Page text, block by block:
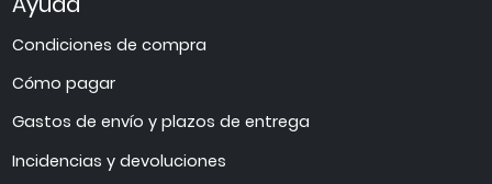
Condiciones de compra
Cómo pagar
Gastos de envío y plazos de entrega
Incidencias y devoluciones